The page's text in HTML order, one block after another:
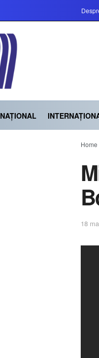
NAȚIONAL
Home
18